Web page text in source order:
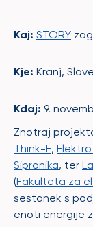
Kaj: STORY
Kje: Kranj,
Kdaj: 9.
Znotraj
Think-E,
Sipronika, ter
(Fakulteta za
sestanek s
enoti energije